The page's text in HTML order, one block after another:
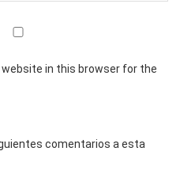
website in this browser for the
comentarios a esta